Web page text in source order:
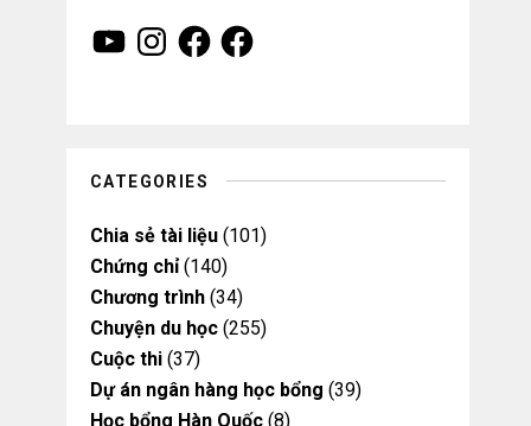
Y
o
n
m
F
a
F
a
CATEGORIES
Chia sẻ tài liệu (101)
Chứng chỉ(140)
Chương trình (34)
Chuyện du học (255)
Cuộc thi (37)
Dự án ngân hàng học bổng (39)
Học bổng Hàn Quốc (8)